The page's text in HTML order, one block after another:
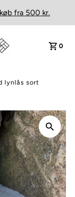
fra 500 kr.
0
lynlås sort